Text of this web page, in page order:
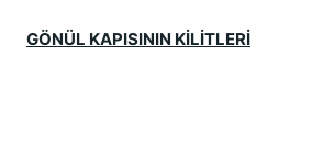
GÖNÜL KAPISININ KİLİTLERİ